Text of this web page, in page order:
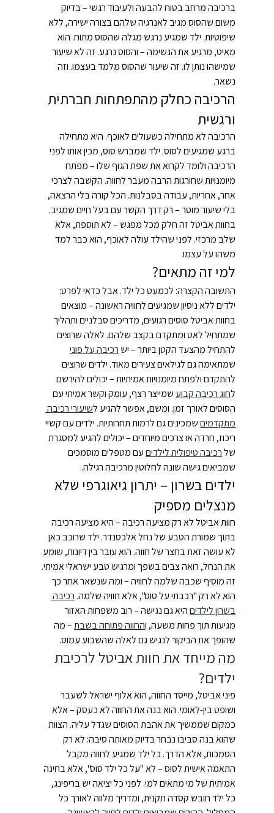
ברכיבה מרחב בטוח להבעה ולעיבוד רגשי – בדיוק
משום שהסוס מגיב לאנרגיה שלהם בצורה ישירה, ללא
שיפוטיות. ילד שמגיע נרגש מגלה שהסוס מתוח. הוא
מאיט, מרגיע את הנשימה – והסוס נרגע. זה לא שיעור
שמישהו נותן לו. זה שיעור שהסוס מלמד בעצמו. וזה
נשאר.
הרכיבה כחלק מהתפתחות חברתית
ורגשית
הרכיבה לא מתחילה כשעולים לאוכף. היא מתחילה
ברגע שמגיעים לסוס. ילד שמברש סוס, מכין אותו לפני
הרכיבה ולומד לקרוא את שפת הגוף שלו – מפתח
מיומנויות שחורגות הרבה מעבר לחווה. הקשבה לצרכי
אחר, אחריות, עבודה בסבלנות. הכל קורה בלי הרצאה,
בלי שיעור מוסר – רק דרך הקשר עם בעל חיים שמגיב.
בחוות אביטל זה חלק מכל מפגש – לא תוספת, אלא
שלב מרכזי. לפני שהילד עולה לאוכף, הוא כבר למד
משהו על עצמו.
למי זה מתאים?
התשובה הקצרה: לכמעט כל ילד. אבל כדאי לפרט:
ילדים ללא ניסיון שמגיעים לחוויה ראשונה – מוצאים
בחוות אביטל סוסים רגועים, מדריכים סבלניים ותהליך
שמתחיל לאט ומתקדם בקצב שלהם. לאלה שרוצים
להתחיל מהצעד הקטן ביותר – יש רכיבה על פוני
שמתאימה גם לגילאים צעירים מאוד. ילדים שרוצים
להתקדם ולפתח מיומנויות אמיתיות – יכולים להירשם
לחוג רכיבה קבוע שמייצר רצף, עומק וקשר אמיתי עם
הסוסים לאורך זמן. ומשם, אפשר להגיע לשיעורי רכיבה
מתקדמים שמכינים גם לרמות תחרותיות. ילדים עם קשיי
ריכוז, חרדה או צרכים מיוחדים – יכולים להגיע למסגרת
של רכיבה טיפולית לילדים עם מטפלים מוסמכים
שמביאים גישה שונה לחלוטין מרכיבה רגילה.
ילדים בשרון – יתרון גיאוגרפי שלא
מנצלים מספיק
חוות אביטל לא רק מציעה רכיבה – היא מציעה רכיבה
בתוך שמורת הטבע של נחל אלכסנדר. ילד שרוכב כאן
לא עושה זאת בחצר של חווה. הוא עובר בין דיונות, שומע
את הנחל, רואה צבים בשפך ומרגיש טבע ישראלי אמיתי.
זה מוסיף שכבה שלמה לחוויה – ומה שנשאר אחר כך
הוא לא רק "רכבתי על סוס", אלא חוויה שלמה. רכיבה
בשרון לילדים היא גם נגישה – רוב משפחות האזור
מגיעות תוך פחות משעה, והחווה פתוחה בשבת – מה
שהופך את הביקור לנגיש גם לאלה שהשבוע עמוס.
מה מייחד את חוות אביטל לרכיבת
ילדים?
פיני אביטל, מייסד החווה, הוא אלוף ישראל לשעבר
ושופט בין-לאומי. הוא בנה את החווה לא כעסק – אלא
כמקום שממשיך את אהבת הסוסים שגדל עליה. הצוות
שהוא בנה סביבו נבחר בדיוק מאותה סיבה: לא רק
הסמכות, אלא הדרך. כל ילד שמגיע לחווה מקבל
התאמה אישית לסוס – לא "על כל ילד סוס", אלא בחינה
אמיתית של מי מתאים למי. לפני כל יציאה יש בריפינג,
כל ילד חובש קסדה תקנית, ומדריך מלווה לאורך כל